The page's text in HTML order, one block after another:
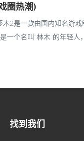
圈热潮)
2是一款由国内知名游
个名叫“林木”的年轻人
找到我们